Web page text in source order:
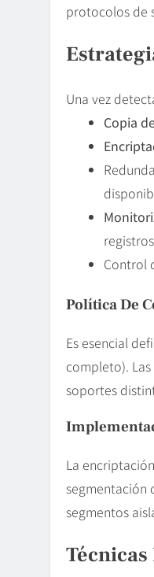
protocolos de
Una vez
Copia
Control
Política De
Es esencial
completo).
soportes
La
segmentación
segmentos
Técnicas